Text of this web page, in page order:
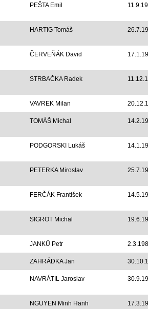
PEŠTA Emil
HARTIG Tomáš
ČERVEŇÁK David
STRBAČKA Radek
VAVREK Milan
TOMÁŠ Michal
PODGORSKI Lukáš
PETERKA Miroslav
FERČÁK František
SIGROT Michal
JANKŮ Petr
ZAHRÁDKA Jan
NAVRÁTIL Jaroslav
NGUYEN Minh Hanh